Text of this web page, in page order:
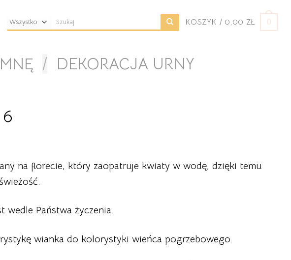
Szukaj:
KOSZYK / 0,00 ZŁ 0
/ DEKORACJA URNY
na florecie, który zaopatruje kwiaty w wodę, dzięki temu
wedle Państwa życzenia.
wianka do kolorystyki wieńca pogrzebowego.